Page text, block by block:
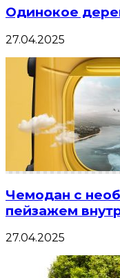
Одинокое
27.04.2025
Чемодан с
пейзажем
27.04.2025